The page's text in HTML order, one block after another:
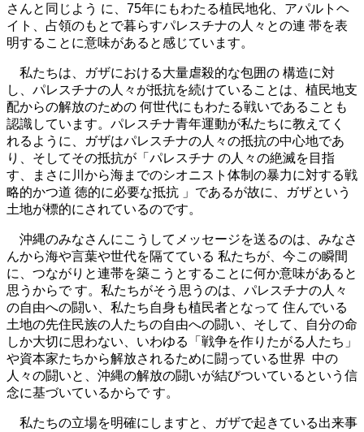
さんと同じよう に、75年にもわたる植民地化、アパルトヘ
イト、占領のもとで暮らすパレスチナの人々との連 帯を表
明することに意味があると感じています。
私たちは、ガザにおける大量虐殺的な包囲の 構造に対
し、パレスチナの人々が抵抗を続けていることは、植民地支
配からの解放のための 何世代にもわたる戦いであることも
認識しています。パレスチナ青年運動が私たちに教えてく
れるように、ガザはパレスチナの人々の抵抗の中心地であ
り、そしてその抵抗が「パレスチナ の人々の絶滅を目指
す、まさに川から海までのシオニスト体制の暴力に対する戦
略的かつ道 徳的に必要な抵抗 」であるが故に、ガザという
土地が標的にされているのです。
沖縄のみなさんにこうしてメッセージを送るのは、みなさ
んから海や言葉や世代を隔てている 私たちが、今この瞬間
に、つながりと連帯を築こうとすることに何か意味があると
思うからで す。私たちがそう思うのは、パレスチナの人々
の自由への闘い、私たち自身も植民者となって 住んでいる
土地の先住民族の人たちの自由への闘い、そして、自分の命
しか大切に思わない、いわゆる「戦争を作りたがる人たち」
や資本家たちから解放されるために闘っている世界 中の
人々の闘いと、沖縄の解放の闘いが結びついているという信
念に基づいているからで す。
私たちの立場を明確にしますと、ガザで起きている出来事